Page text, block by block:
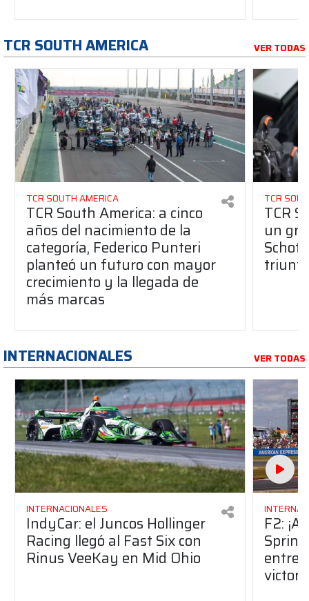
TCR SOUTH AMERICA VER TODAS
TCR SOUTH AMERICA
TCR South America: a cinco
años del nacimiento de la
categoría, Federico Punteri
planteó un futuro con mayor
crecimiento y la llegada de
más marcas
TCR
TCR
un
INTERNACIONALES VER TODAS
INTERNACIONALES
IndyCar: el Juncos Hollinger
Racing llegó al Fast Six con
Rinus VeeKay en Mid Ohio
F2:
entre